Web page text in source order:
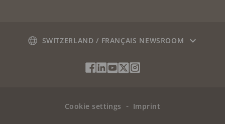
sécurité d'AxisSWITZERLAND / FRANÇAIS NEWSROOM
Social
Media
Facebook
Linkedin
Youtube
X
Instagram
Cookie settings Imprint